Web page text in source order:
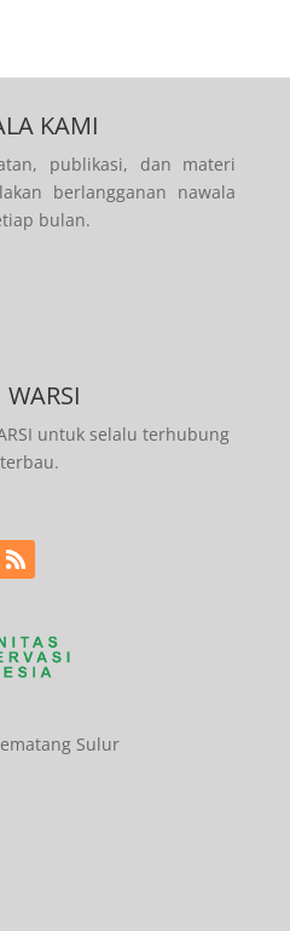
KAMI
publikasi, dan materi
berlangganan nawala
bulan.
untuk selalu terhubung
Sulur